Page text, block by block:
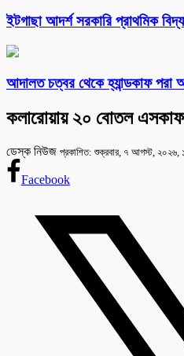
ইটগাছা আদর্শ সরকারি প্রাথমিক
আদালত চত্বর থেকে হ্যান্ডকাফ পরা
কলারোয়ায় ২০ বোতল
ডেস্ক নিউজ প্রকাশিত: শুক্রবার, ৭ আগস্ট, ২০২৬,
Facebook